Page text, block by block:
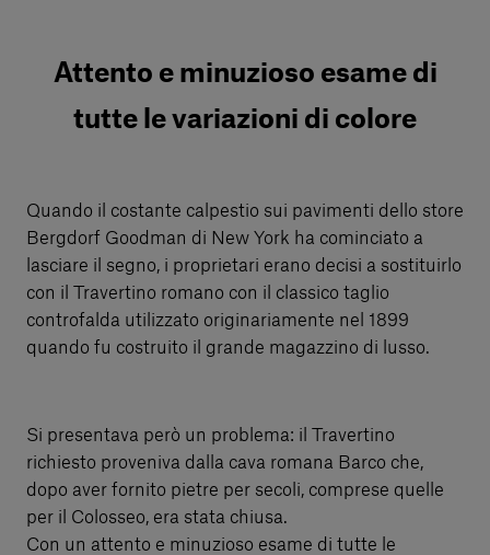
Attento e minuzioso esame di
tutte le variazioni di colore
Quando il costante calpestio sui pavimenti dello store
Bergdorf Goodman di New York ha cominciato a
lasciare il segno, i proprietari erano decisi a sostituirlo
con il Travertino romano con il classico taglio
controfalda utilizzato originariamente nel 1899
quando fu costruito il grande magazzino di lusso.
Si presentava però un problema: il Travertino
richiesto proveniva dalla cava romana Barco che,
dopo aver fornito pietre per secoli, comprese quelle
per il Colosseo, era stata chiusa.
Con un attento e minuzioso esame di tutte le